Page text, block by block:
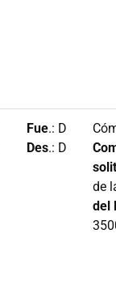
Fue.: D
Des.: D
de
del